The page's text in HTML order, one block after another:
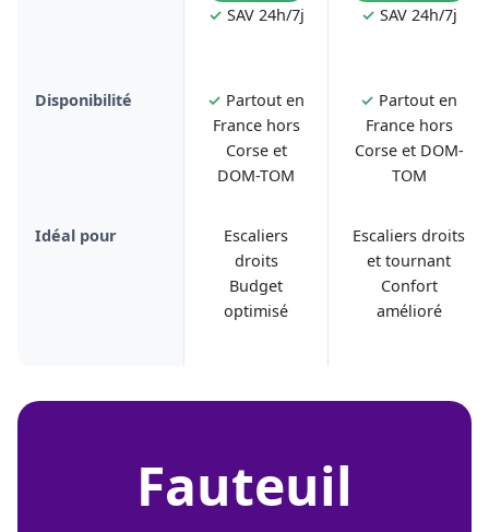
✓ SAV 24h/7j
✓ SAV 24h/7j
Disponibilité ✓ Partout en
France hors
Corse et
DOM-TOM
✓ Partout en
France hors
Corse et DOM-
TOM
Idéal pour
Escaliers
droits
Budget
optimisé
Escaliers droits
et tournant
Confort
amélioré
fauteuil